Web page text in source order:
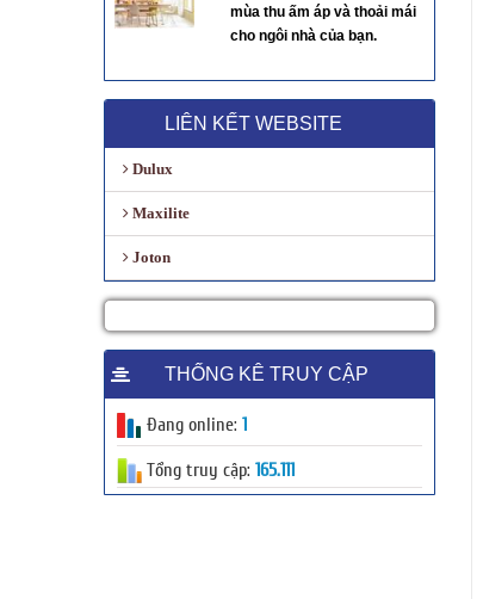
mùa thu ấm áp và thoải mái
cho ngôi nhà của bạn.
LIÊN KẾT WEBSITE
Dulux
Maxilite
Joton
THỐNG KÊ TRUY CẬP
Đang online: 1
Tổng truy cập: 165.111